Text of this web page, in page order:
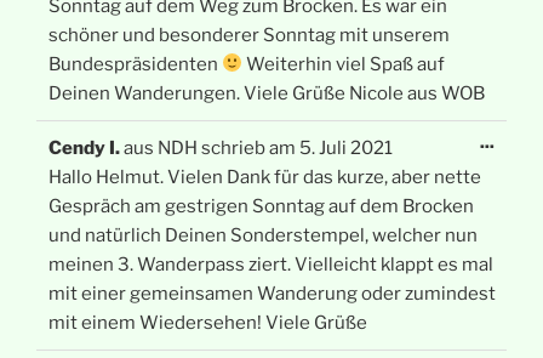
Sonntag auf dem Weg zum Brocken. Es war ein
schöner und besonderer Sonntag mit unserem
Bundespräsidenten
Weiterhin viel Spaß auf
Deinen Wanderungen. Viele Grüße Nicole aus WOB
Cendy I.aus NDH schrieb am 5. Juli 2021
Hallo Helmut. Vielen Dank für das kurze, aber nette
Gespräch am gestrigen Sonntag auf dem Brocken
und natürlich Deinen Sonderstempel, welcher nun
meinen 3. Wanderpass ziert. Vielleicht klappt es mal
mit einer gemeinsamen Wanderung oder zumindest
mit einem Wiedersehen! Viele Grüße
...